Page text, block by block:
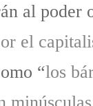
al poder
el
“los